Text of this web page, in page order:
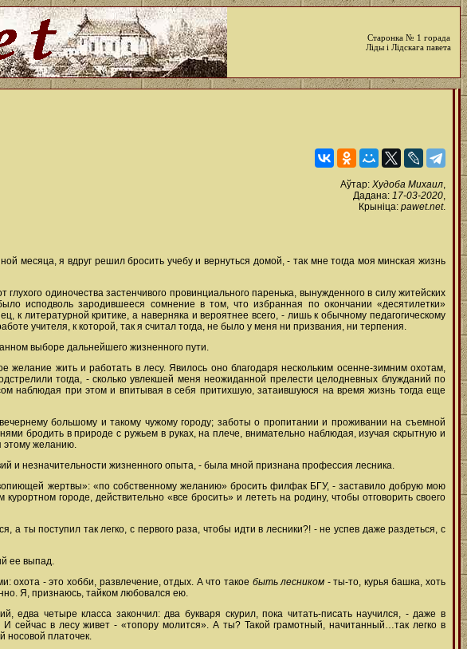
Старонка № 1 горада
Ліды і Лідскага павета
Аўтар: Худоба Михаил,
Дадана: 17-03-2020,
Крыніца: pawet.net.
месяца, я вдруг решил бросить учебу и вернуться домой, - так мне тогда моя минская жизнь
одиночества застенчивого провинциального паренька, вынужденного в силу житейских
исподволь зародившееся сомнение в том, что избранная по окончании «десятилетки»
к литературной критике, а наверняка и вероятнее всего, - лишь к обычному педагогическому
учителя, к которой, так я считал тогда, не было у меня ни призвания, ни терпения.
выборе дальнейшего жизненного пути.
жить и работать в лесу. Явилось оно благодаря нескольким осенне-зимним охотам,
тогда, - сколько увлекшей меня неожиданной прелести целодневных блужданий по
наблюдая при этом и впитывая в себя притихшую, затаившуюся на время жизнь тогда еще
большому и такому чужому городу; заботы о пропитании и проживании на съемной
бродить в природе с ружьем в руках, на плече, внимательно наблюдая, изучая скрытную и
этому желанию.
и незначительности жизненного опыта, - была мной признана профессия лесника.
жертвы»: «по собственному желанию» бросить филфак БГУ, - заставило добрую мою
городе, действительно «все бросить» и лететь на родину, чтобы отговорить своего
ты поступил так легко, с первого раза, чтобы идти в лесники?! - не успев даже раздеться, с
ее выпад.
охота - это хобби, развлечение, отдых. А что такое быть лесником - ты-то, курья башка, хоть
Я, признаюсь, тайком любовался ею.
четыре класса закончил: два букваря скурил, пока читать-писать научился, - даже в
сейчас в лесу живет - «топору молится». А ты? Такой грамотный, начитанный…так легко в
носовой платочек.